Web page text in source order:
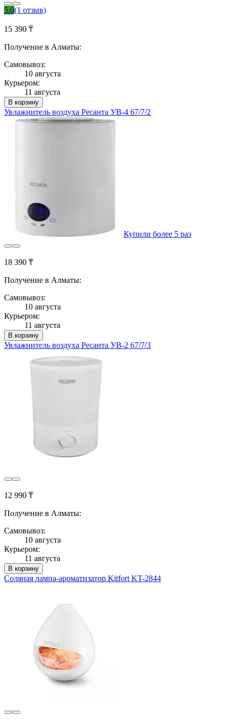
5.0(1 отзыв)
15 390 ₸
Получение в Алматы:
Самовывоз:
10 августа
Курьером:
11 августа
В корзину
Увлажнитель воздуха Ресанта УВ-4 67/7/2
Купили более 5 раз
18 390 ₸
Получение в Алматы:
Самовывоз:
10 августа
Курьером:
11 августа
В корзину
Увлажнитель воздуха Ресанта УВ-2 67/7/3
12 990 ₸
Получение в Алматы:
Самовывоз:
10 августа
Курьером:
11 августа
В корзину
Соляная лампа-ароматизатор Kitfort KT-2844